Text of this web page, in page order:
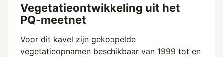
Vegetatieontwikkeling uit het
PQ-meetnet
Voor dit kavel zijn gekoppelde
vegetatieopnamen beschikbaar van 1999 tot en